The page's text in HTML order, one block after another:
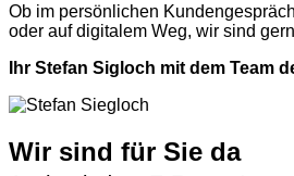
Ob im persönlichen
oder auf digitalem Weg, wir sind
Ihr Stefan Sigloch mit dem Team
Wir sind für Sie da